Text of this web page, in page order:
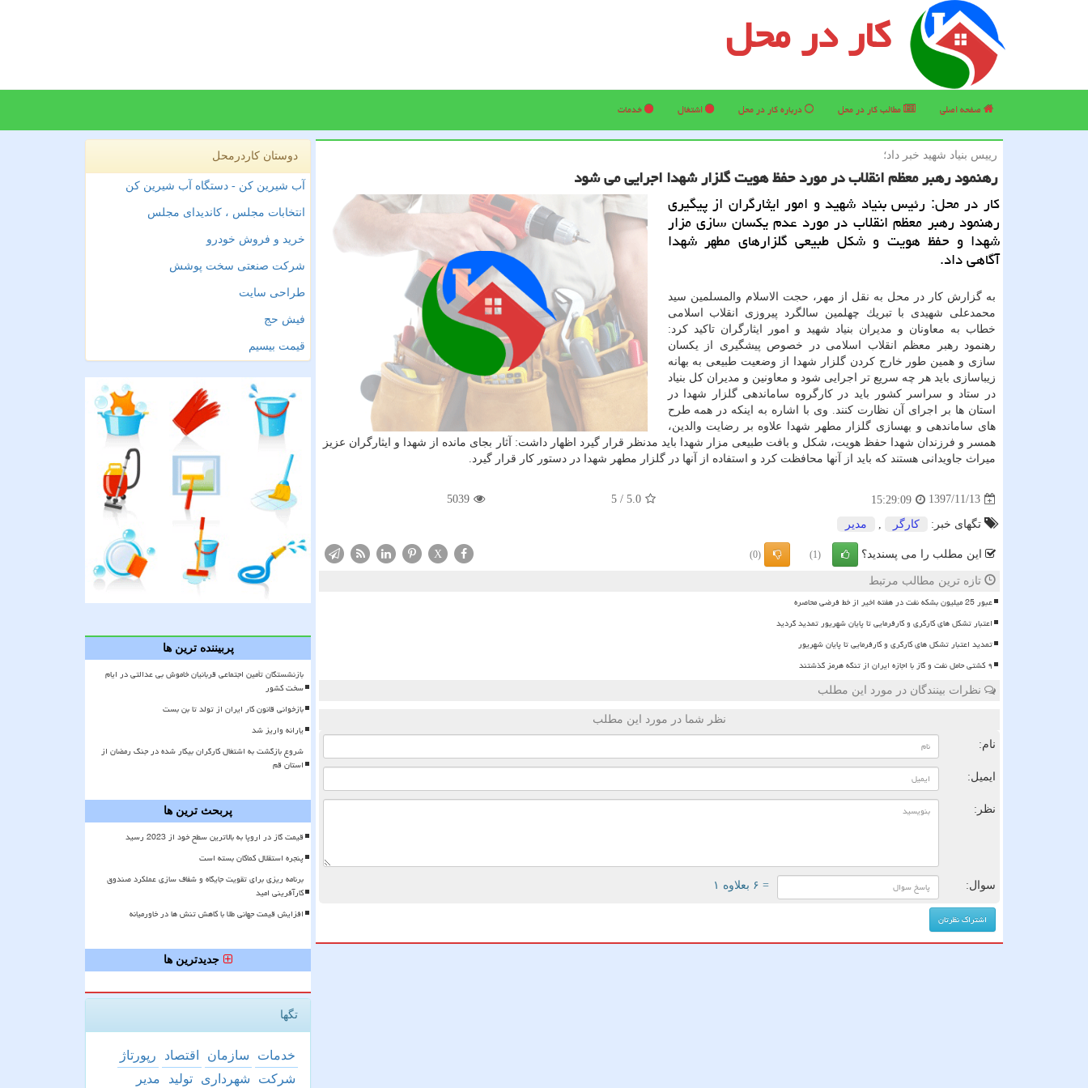
کار در محل
صفحه اصلی مطالب كار در محل درباره كار در محل اشتغال خدمات
رییس بنیاد شهید خبر داد؛
رهنمود رهبر معظم انقلاب در مورد حفظ هویت گلزار شهدا اجرایی می شود
كار در محل: رئیس بنیاد شهید و امور ایثارگران از پیگیری
رهنمود رهبر معظم انقلاب در مورد عدم یكسان سازی مزار
شهدا و حفظ هویت و شكل طبیعی گلزارهای مطهر شهدا
آگاهی داد.
به گزارش كار در محل به نقل از مهر، حجت الاسلام والمسلمین سید
محمدعلی شهیدی با تبریك چهلمین سالگرد پیروزی انقلاب اسلامی
خطاب به معاونان و مدیران بنیاد شهید و امور ایثارگران تاكید كرد:
رهنمود رهبر معظم انقلاب اسلامی در خصوص پیشگیری از یكسان
سازی و همین طور خارج كردن گلزار شهدا از وضعیت طبیعی به بهانه
زیباسازی باید هر چه سریع تر اجرایی شود و معاونین و مدیران كل بنیاد
در ستاد و سراسر كشور باید در كارگروه ساماندهی گلزار شهدا در
استان ها بر اجرای آن نظارت كنند. وی با اشاره به اینكه در همه طرح
های ساماندهی و بهسازی گلزار مطهر شهدا علاوه بر رضایت والدین،
همسر و فرزندان شهدا حفظ هویت، شكل و بافت طبیعی مزار شهدا باید مدنظر قرار گیرد اظهار داشت: آثار بجای مانده از شهدا و ایثارگران عزیز
میراث جاویدانی هستند كه باید از آنها محافظت كرد و استفاده از آنها در گلزار مطهر شهدا در دستور كار قرار گیرد.
1397/11/13
15:29:09
5.0
/
5
5039
تگهای خبر: كارگر مدیر
این مطلب را می پسندید؟ (1)
(0)
X
تازه ترین مطالب مرتبط
عبور 25 میلیون بشکه نفت در هفته اخیر از خط فرضی محاصره
اعتبار تشکل های کارگری و کارفرمایی تا پایان شهریور تمدید گردید
تمدید اعتبار تشکل های کارگری و کارفرمایی تا پایان شهریور
۹ کشتی حامل نفت و گاز با اجازه ایران از تنگه هرمز گذشتند
نظرات بینندگان در مورد این مطلب
نظر شما در مورد این مطلب
نام:
ایمیل:
نظر:
سوال: = ۶ بعلاوه ۱
دوستان کاردرمحل
آب شیرین کن - دستگاه آب شیرین کن
انتخابات مجلس ، کاندیدای مجلس
خرید و فروش خودرو
شرکت صنعتی سخت پوشش
طراحی سایت
فیش حج
قیمت بیسیم
پربیننده ترین ها
بازنشستگان تأمین اجتماعی قربانیان خاموش بی عدالتی در ایام
سخت کشور
بازخوانی قانون کار ایران از تولد تا بن بست
یارانه واریز شد
شروع بازگشت به اشتغال کارگران بیکار شده در جنگ رمضان از
استان قم
پربحث ترین ها
قیمت گاز در اروپا به بالاترین سطح خود از 2023 رسید
پنجره استقلال کماکان بسته است
برنامه ریزی برای تقویت جایگاه و شفاف سازی عملکرد صندوق
کارآفرینی امید
افزایش قیمت جهانی طلا با کاهش تنش ها در خاورمیانه
جدیدترین ها
تگها
خدمات سازمان اقتصاد
رپورتاژ
شركت
شهرداری تولید مدیر